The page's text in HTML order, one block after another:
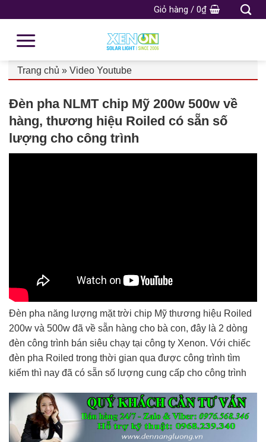
Giỏ hàng / 0₫
Trang chủ » Video Youtube
Đèn pha NLMT chip Mỹ 200w 500w về
hàng, thương hiệu Roiled có sẵn số
lượng cho công trình
Đèn pha năng lượng mặt trời chip Mỹ thương hiệu Roiled
200w và 500w đã về sẵn hàng cho bà con, đây là 2 dòng
đèn công trình bán siêu chạy tại công ty Xenon. Với chiếc
đèn pha Roiled trong thời gian qua được công trình tìm
kiếm thì nay đã có sẵn số lượng cung cấp cho công trình